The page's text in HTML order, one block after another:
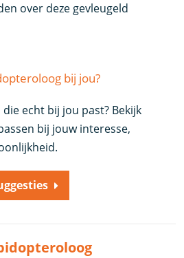
over deze gevleugeld
bij jou?
echt bij jou past? Bekijk
bij jouw interesse,